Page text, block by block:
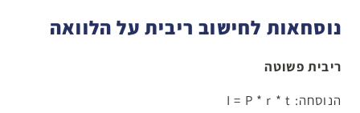
נוסחאות לחישוב ריבית על הלוואה
ריבית פשוטה
הנוסחה: I = P * r * t